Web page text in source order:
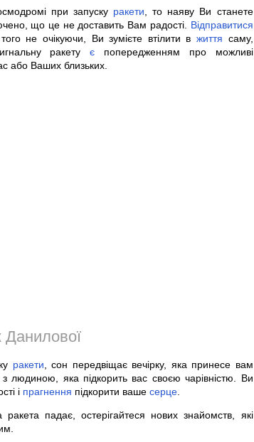
при запуску ракети , то наяву Ви станете
що це не доставить Вам радості. Відправитися
не очікуючи, Ви зумієте втілити в життя саму,
ракетує попередженням про можливі
або Ваших близьких.
Данилової
ракети , сон передвіщає вечірку, яка принесе вам
людиною, яка підкорить вас своєю чарівністю. Ви
і прагнення підкорити ваше серце.
падає, остерігайтеся нових знайомств, які